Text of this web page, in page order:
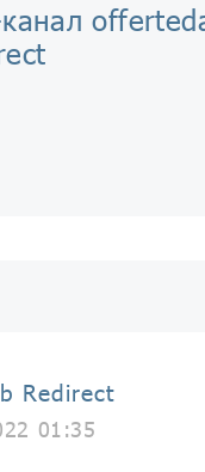
Redirect
01:35